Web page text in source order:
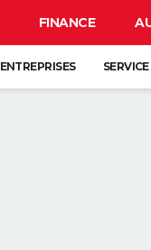
FINANCE
ENTREPRISES